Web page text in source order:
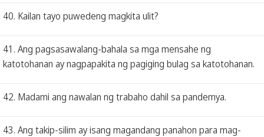
40. Kailan tayo puwedeng magkita ulit?
41. Ang pagsasawalang-bahala sa mga mensahe ng
katotohanan ay nagpapakita ng pagiging bulag sa katotohanan.
42. Madami ang nawalan ng trabaho dahil sa pandemya.
43. Ang takip-silim ay isang magandang panahon para mag-